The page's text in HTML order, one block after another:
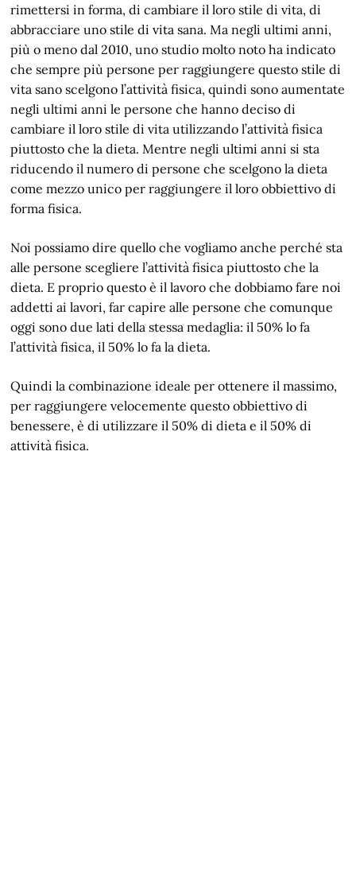
rimettersi in forma, di cambiare il loro stile di vita, di
abbracciare uno stile di vita sana. Ma negli ultimi anni,
più o meno dal 2010, uno studio molto noto ha indicato
che sempre più persone per raggiungere questo stile di
vita sano scelgono l’attività fisica, quindi sono aumentate
negli ultimi anni le persone che hanno deciso di
cambiare il loro stile di vita utilizzando l’attività fisica
piuttosto che la dieta. Mentre negli ultimi anni si sta
riducendo il numero di persone che scelgono la dieta
come mezzo unico per raggiungere il loro obbiettivo di
forma fisica.
Noi possiamo dire quello che vogliamo anche perché sta
alle persone scegliere l’attività fisica piuttosto che la
dieta. E proprio questo è il lavoro che dobbiamo fare noi
addetti ai lavori, far capire alle persone che comunque
oggi sono due lati della stessa medaglia: il 50% lo fa
l’attività fisica, il 50% lo fa la dieta.
Quindi la combinazione ideale per ottenere il massimo,
per raggiungere velocemente questo obbiettivo di
benessere, è di utilizzare il 50% di dieta e il 50% di
attività fisica.